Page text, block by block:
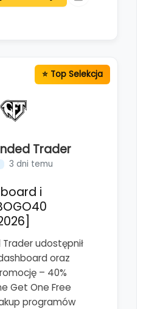
Trader
3 dni temu
i
udostępnił
oraz
– 40%
Get One Free
programów